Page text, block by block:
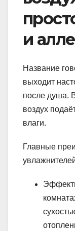
и
Название
выходит
после душа.
воздух
влаги.
Главные